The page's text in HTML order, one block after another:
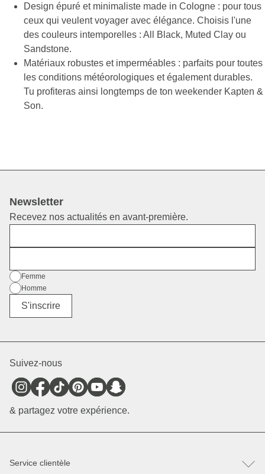
Design épuré et minimaliste made in Cologne : pour tous
ceux qui veulent voyager avec élégance. Choisis l'une
des couleurs intemporelles : All Black, Muted Clay ou
Sandstone.
Matériaux robustes et imperméables : parfaits pour toutes
les conditions météorologiques et également durables.
Tu profiteras ainsi longtemps de ton weekender Kapten &
Son.
Newsletter
Recevez nos actualités en avant-première.
SexeFemme
Homme
S'inscrire
Suivez-nous
& partagez votre expérience.
Service clientèle